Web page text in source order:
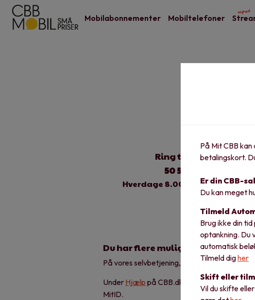
På Mit CBB
betalingskort.
Er din CBB-
Du kan meget
Tilmeld
Brug ikke din
optankning. Du
automatisk
Tilmeld digher
Skift eller
Vil du skifte
Mobilabonnementer Mobiltelefoner
Nyhed
Ring til os på
50 50 50 50
Hverdage 8.00 - 16.00
Du har flere muligheder for at
På vores selvbetjening, Mit CBB, kan du
Under Hjælp på CBB.dk kan du også finde
MitID.